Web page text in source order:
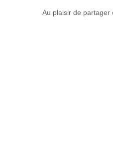
Au plaisir de partager